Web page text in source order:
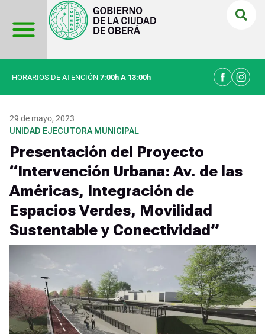
contenido
HORARIOS DE ATENCIÓN 7:00h A 13:00h
29 de mayo, 2023
UNIDAD EJECUTORA MUNICIPAL
Presentación del Proyecto
“Intervención Urbana: Av. de las
Américas, Integración de
Espacios Verdes, Movilidad
Sustentable y Conectividad”